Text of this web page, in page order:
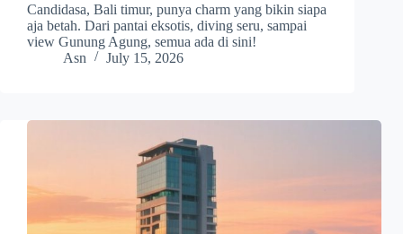
Candidasa, Bali timur, punya charm yang bikin siapa
aja betah. Dari pantai eksotis, diving seru, sampai
view Gunung Agung, semua ada di sini!
Asn
July 15, 2026